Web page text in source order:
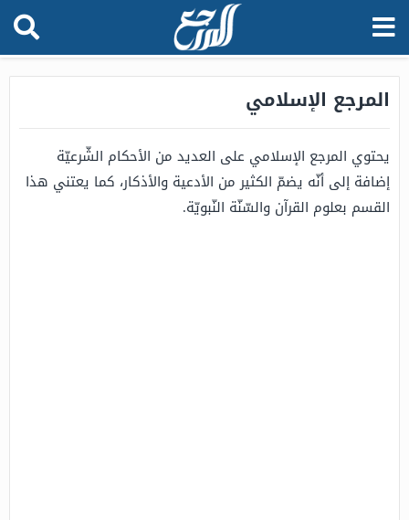
المرجع الإسلامي
يحتوي المرجع الإسلامي على العديد من الأحكام الشّرعيّة
إضافة إلى أنّه يضمّ الكثير من الأدعية والأذكار، كما يعتني هذا
القسم بعلوم القرآن والسّنّة النّبويّة.